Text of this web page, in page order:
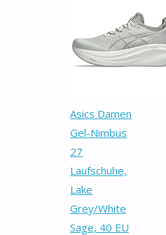
Asics Damen
Gel-Nimbus
27
Laufschuhe,
Lake
Grey/White
Sage, 40 EU